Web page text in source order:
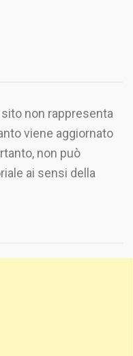
non rappresenta
viene aggiornato
non può
ai sensi della